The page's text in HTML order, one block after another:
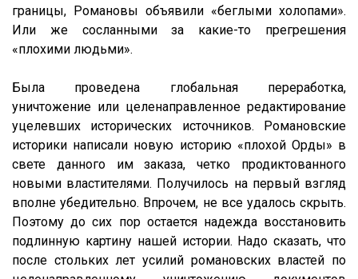
границы, Романовы объявили «беглыми холопами».
Или же сосланными за какие-то прегрешения
«плохими людьми».
Была проведена глобальная переработка,
уничтожение или целенаправленное редактирование
уцелевших исторических источников. Романовские
историки написали новую историю «плохой Орды» в
свете данного им заказа, четко продиктованного
новыми властителями. Получилось на первый взгляд
вполне убедительно. Впрочем, не все удалось скрыть.
Поэтому до сих пор остается надежда восстановить
подлинную картину нашей истории. Надо сказать, что
после стольких лет усилий романовских властей по